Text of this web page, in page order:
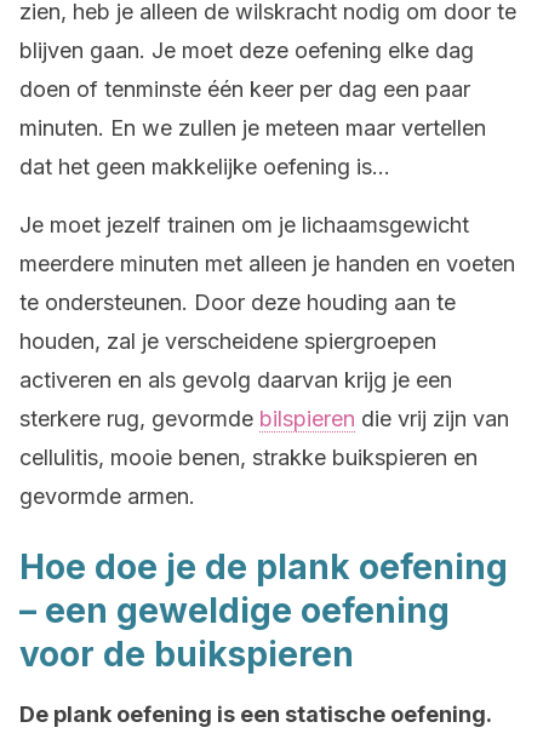
zien, heb je alleen de wilskracht nodig om door te
blijven gaan. Je moet deze oefening elke dag
doen of tenminste één keer per dag een paar
minuten. En we zullen je meteen maar vertellen
dat het geen makkelijke oefening is…
Je moet jezelf trainen om je lichaamsgewicht
meerdere minuten met alleen je handen en voeten
te ondersteunen. Door deze houding aan te
houden, zal je verscheidene spiergroepen
activeren en als gevolg daarvan krijg je een
sterkere rug, gevormde bilspieren die vrij zijn van
cellulitis, mooie benen, strakke buikspieren en
gevormde armen.
Hoe doe je de plank oefening
– een geweldige oefening
voor de buikspieren
De plank oefening is een statische oefening.